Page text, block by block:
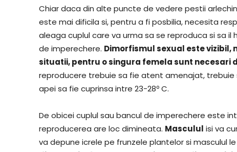
Chiar daca din alte puncte de vedere pestii
este mai dificila si, pentru a fi posbilia, necesita
aleaga cuplul care va urma sa se reproduca si sa
de imperechere. Dimorfismul sexual este
situatii, pentru o singura femela sunt necesari
reproducere trebuie sa fie atent amenajat,
apei sa fie cuprinsa intre 23-28º C.
De obicei cuplul sau bancul de imperechere este
reproducerea are loc dimineata. Masculul isi va
va depune icrele pe frunzele plantelor si masculul